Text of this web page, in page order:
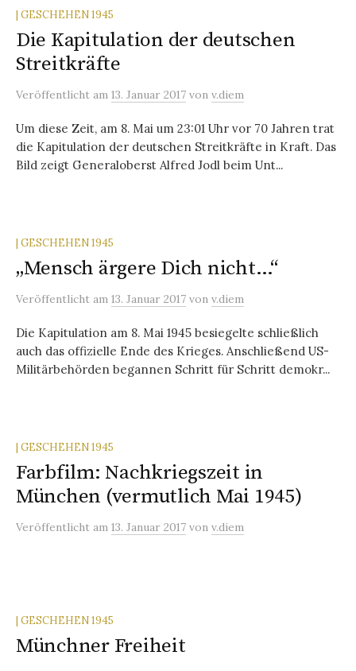
| GESCHEHEN 1945
Die Kapitulation der deutschen
Streitkräfte
Veröffentlicht am 13. Januar 2017 von v.diem
Um diese Zeit, am 8. Mai um 23:01 Uhr vor 70 Jahren trat
die Kapitulation der deutschen Streitkräfte in Kraft. Das
Bild zeigt Generaloberst Alfred Jodl beim Unt...
| GESCHEHEN 1945
„Mensch ärgere Dich nicht…“
Veröffentlicht am 13. Januar 2017 von v.diem
Die Kapitulation am 8. Mai 1945 besiegelte schließlich
auch das offizielle Ende des Krieges. Anschließend US-
Militärbehörden begannen Schritt für Schritt demokr...
| GESCHEHEN 1945
Farbfilm: Nachkriegszeit in
München (vermutlich Mai 1945)
Veröffentlicht am 13. Januar 2017 von v.diem
| GESCHEHEN 1945
Münchner Freiheit